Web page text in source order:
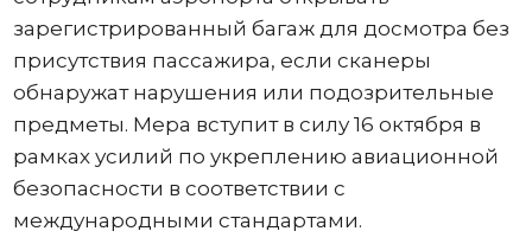
зарегистрированный багаж для досмотра без
присутствия пассажира, если сканеры
обнаружат нарушения или подозрительные
предметы. Мера вступит в силу 16 октября в
рамках усилий по укреплению авиационной
безопасности в соответствии с
международными стандартами.